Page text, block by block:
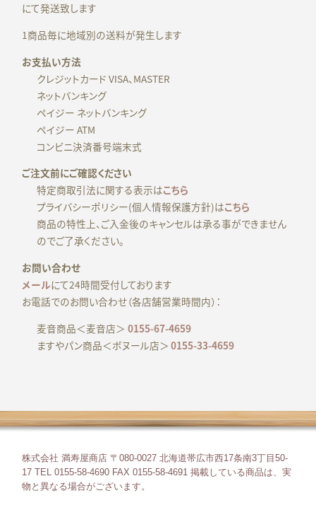
にて発送致します
1商品毎に地域別の送料が発生します
お支払い方法
クレジットカード VISA、MASTER
ネットバンキング
ペイジー ネットバンキング
ペイジー ATM
コンビニ決済番号端末式
ご注文前にご確認ください
特定商取引法に関する表示はこちら
プライバシーポリシー(個人情報保護方針)はこちら
商品の特性上、ご入金後のキャンセルは承る事ができません
のでご了承ください。
お問い合わせ
メールにて24時間受付しております
お電話でのお問い合わせ（各店舗営業時間内）：
麦音商品＜麦音店＞ 0155-67-4659
ますやパン商品＜ボヌール店＞ 0155-33-4659
株式会社 満寿屋商店 〒080-0027 北海道帯広市西17条南3丁目50-
17 TEL 0155-58-4690 FAX 0155-58-4691 掲載している商品は、実
物と異なる場合がございます。